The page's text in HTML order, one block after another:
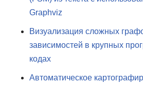
Graphviz
Визуализация сложных
зависимостей в крупных
кодах
Автоматическое